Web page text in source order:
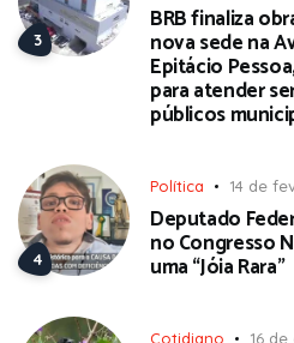
BRB finaliza
nova sede na
Epitácio
para atender
públicos
Política 14 de
Deputado
no Congresso
uma “Jóia Rara”
Cotidiano 16